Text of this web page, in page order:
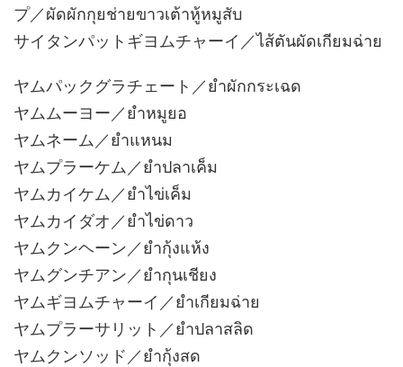
プ／ผัดผักกุยช่ายขาวเต้าหู้หมูสับ
サイタンパットギヨムチャーイ／ไส้ตันผัดเกียมฉ่าย
ヤムパックグラチェート／ยำผักกระเฉด
ヤムムーヨー／ยำหมูยอ
ヤムネーム／ยำแหนม
ヤムプラーケム／ยำปลาเค็ม
ヤムカイケム／ยำไข่เค็ม
ヤムカイダオ／ยำไข่ดาว
ヤムクンヘーン／ยำกุ้งแห้ง
ヤムグンチアン／ยำกุนเชียง
ヤムギヨムチャーイ／ยำเกียมฉ่าย
ヤムプラーサリット／ยำปลาสลิด
ヤムクンソッド／ยำกุ้งสด